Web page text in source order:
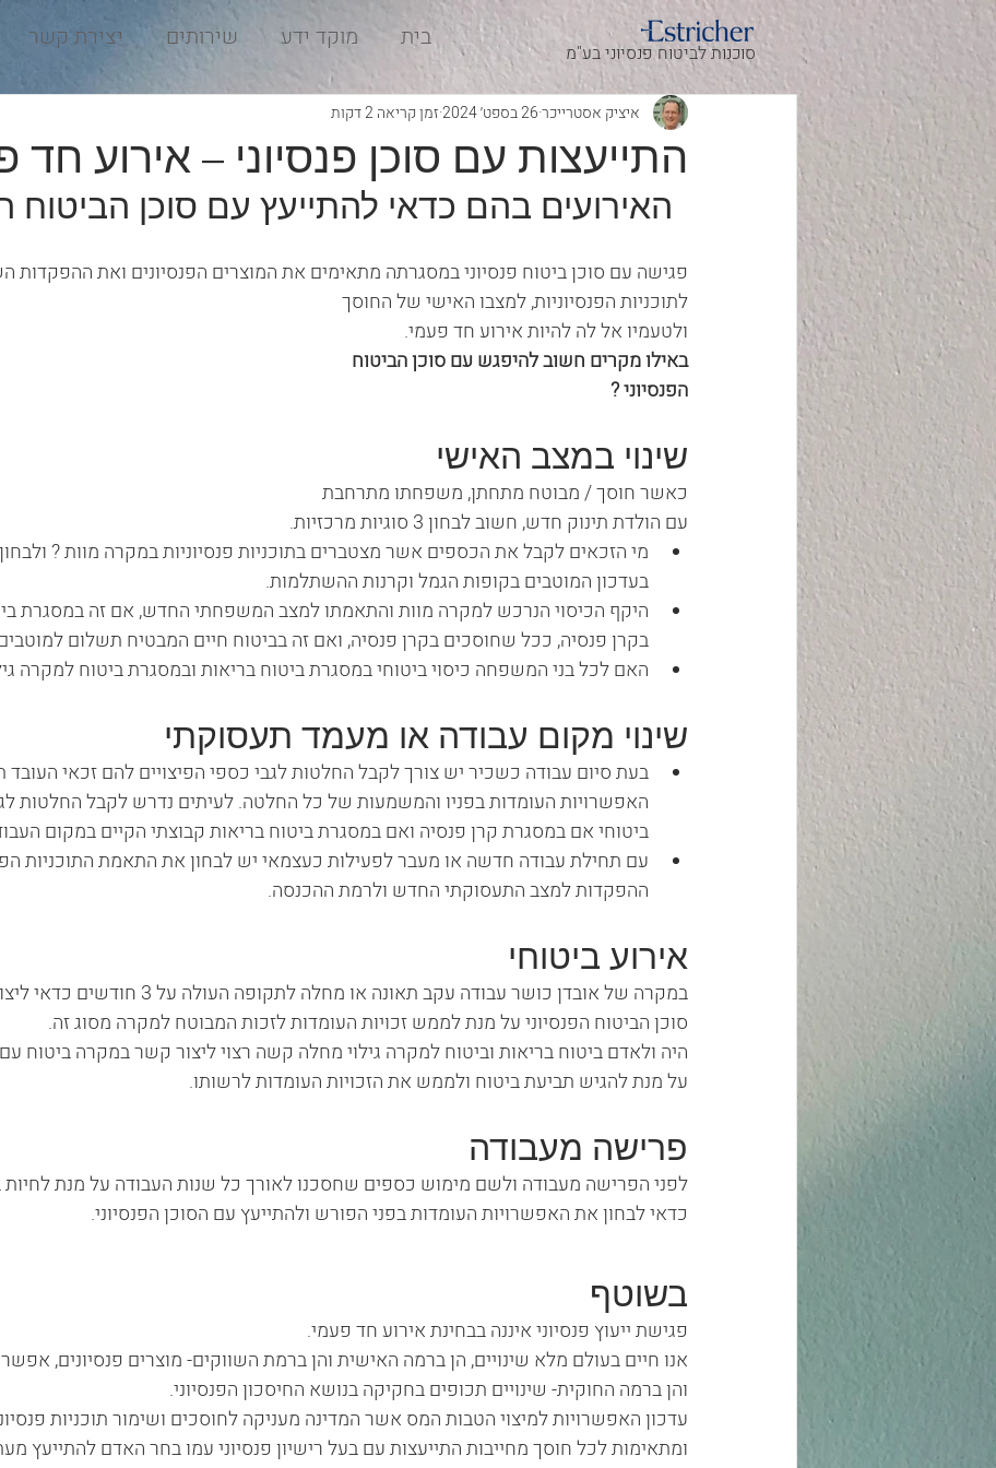
בית מוקד ידע שירותים יצירת קשר
סוכנות לביטוח פנסיוני בע"מ
התייעצות עם סוכן פנסיוני – אירוע חד
איציק אסטרייכר26 בספט׳ 2024 זמן קריאה 2 דקות
האירועים בהם כדאי להתייעץ עם סוכן הביטוח
פגישה עם סוכן ביטוח פנסיוני במסגרתה מתאימים את המוצרים הפנסיונים ואת ההפקדות
לתוכניות הפנסיוניות, למצבו האישי של החוסך
ולטעמיו אל לה להיות אירוע חד פעמי.
באילו מקרים חשוב להיפגש עם סוכן הביטוח
הפנסיוני ?
שינוי במצב האישי
כאשר חוסך / מבוטח מתחתן, משפחתו מתרחבת
עם הולדת תינוק חדש, חשוב לבחון 3 סוגיות מרכזיות.
מי הזכאים לקבל את הכספים אשר מצטברים בתוכניות פנסיוניות במקרה מוות ?
בעדכון המוטבים בקופות הגמל וקרנות ההשתלמות.
היקף הכיסוי הנרכש למקרה מוות והתאמתו למצב המשפחתי החדש, אם זה במסגרת
בקרן פנסיה, ככל שחוסכים בקרן פנסיה, ואם זה בביטוח חיים המבטיח תשלום
האם לכל בני המשפחה כיסוי ביטוחי במסגרת ביטוח בריאות ובמסגרת ביטוח למקרה
שינוי מקום עבודה או מעמד תעסוקתי
בעת סיום עבודה כשכיר יש צורך לקבל החלטות לגבי כספי הפיצויים להם זכאי העובד
האפשרויות העומדות בפניו והמשמעות של כל החלטה. לעיתים נדרש לקבל החלטות
ביטוחי אם במסגרת קרן פנסיה ואם במסגרת ביטוח בריאות קבוצתי הקיים במקום
עם תחילת עבודה חדשה או מעבר לפעילות כעצמאי יש לבחון את התאמת התוכניות
ההפקדות למצב התעסוקתי החדש ולרמת ההכנסה.
אירוע ביטוחי
במקרה של אובדן כושר עבודה עקב תאונה או מחלה לתקופה
סוכן הביטוח הפנסיוני על מנת לממש זכויות העומדות לזכות המבוטח למקרה מסוג זה.
היה ולאדם ביטוח בריאות וביטוח למקרה גילוי מחלה קשה רצוי ליצור קשר במקרה ביטוח
על מנת להגיש תביעת ביטוח ולממש את הזכויות העומדות לרשותו.
פרישה מעבודה
לפני הפרישה מעבודה ולשם מימוש כספים שחסכנו לאורך כל שנות העבודה על מנת לחיות
כדאי לבחון את האפשרויות העומדות בפני הפורש ולהתייעץ עם הסוכן הפנסיוני.
בשוטף
פגישת ייעוץ פנסיוני איננה בבחינת אירוע חד פעמי.
אנו חיים בעולם מלא שינויים, הן ברמה האישית והן ברמת השווקים- מוצרים פנסיונים,
והן ברמה החוקית- שינויים תכופים בחקיקה בנושא החיסכון הפנסיוני.
עדכון האפשרויות למיצוי הטבות המס אשר המדינה מעניקה לחוסכים ושימור תוכניות
ומתאימות לכל חוסך מחייבות התייעצות עם בעל רישיון פנסיוני עמו בחר האדם להתייעץ